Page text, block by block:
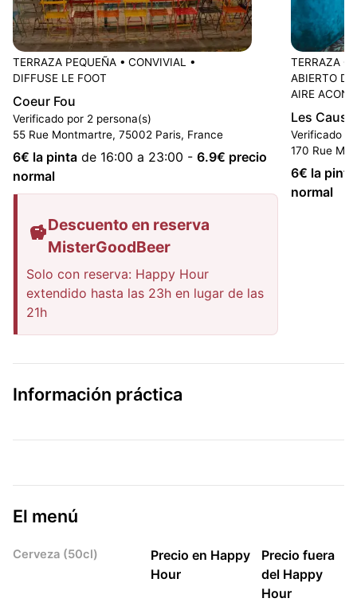
TERRAZA PEQUEÑA • CONVIVIAL
•
DIFFUSE LE FOOT
Coeur Fou
Verificado por 2 persona(s)
55 Rue Montmartre, 75002 Paris, France
6€ la pinta de 16:00 a 23:00 - 6.9€ precio
normal
Descuento en reserva
MisterGoodBeer
Solo con reserva: Happy Hour
extendido hasta las 23h en lugar de las
21h
TERRAZA
ABIERTO
AIRE
Les
Verificado
170 Rue
6€ la pinta
normal
Información práctica
El menú
Cerveza (50cl)
Precio en Happy
Hour
Precio fuera
del Happy
Hour